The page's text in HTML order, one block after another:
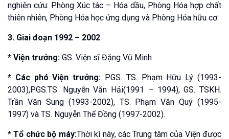
nghiên cứu: Phòng Xúc tác – Hóa dầu, Phòng Hóa hợp chất
thiên nhiên, Phòng Hóa học ứng dụng và Phòng Hóa hữu cơ.
3. Giai đoạn 1992 – 2002
* Viện trưởng: GS. Viện sĩ Đặng Vũ Minh
* Các phó Viện trưởng: PGS. TS. Phạm Hữu Lý (1993-
2003),PGS.TS. Nguyễn Văn Hải(1991 – 1994), GS. TSKH.
Trần Văn Sung (1993-2002), TS. Phạm Văn Quý (1995-
1997) và TS. Nguyễn Thế Đồng (1997-2002).
* Tổ chức bộ máy:Thời kì này, các Trung tâm của Viện được